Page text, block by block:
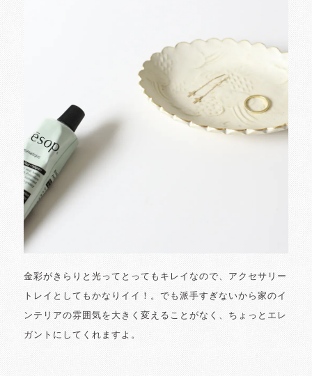
金彩がきらりと光ってとってもキレイなので、アクセサリー
トレイとしてもかなりイイ！。でも派手すぎないから家のイ
ンテリアの雰囲気を大きく変えることがなく、ちょっとエレ
ガントにしてくれますよ。